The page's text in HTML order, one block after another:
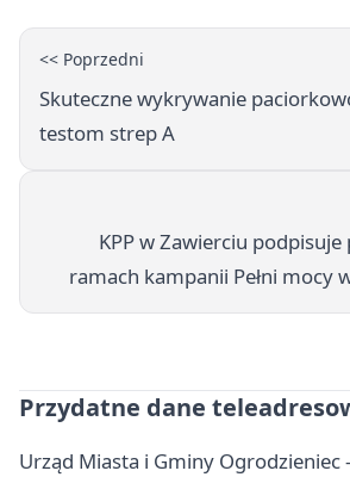
<< Poprzedni
Skuteczne wykrywanie
testom strep A
KPP w Zawierciu
ramach kampanii Pełni mocy
Przydatne dane
Urząd Miasta i Gminy Ogrodzieniec